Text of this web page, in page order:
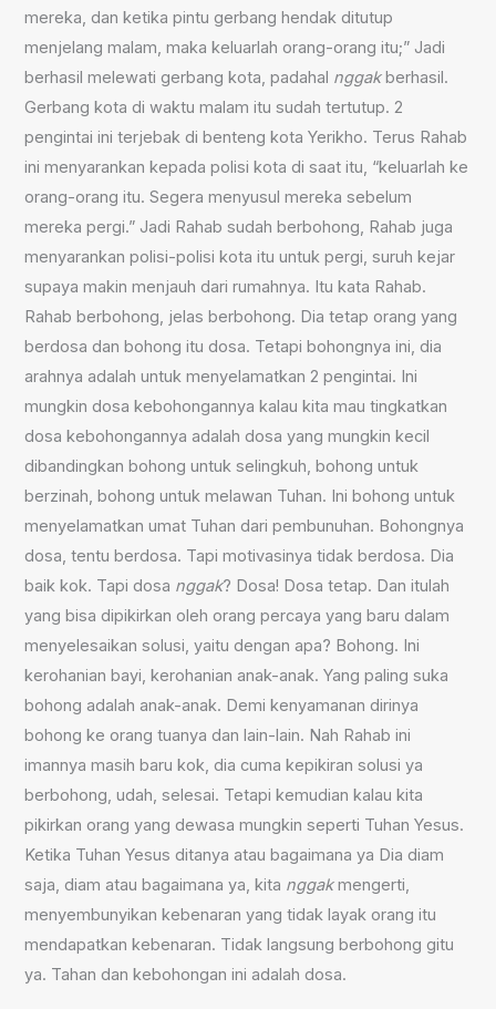
mereka, dan ketika pintu gerbang hendak ditutup
menjelang malam, maka keluarlah orang-orang itu;” Jadi
berhasil melewati gerbang kota, padahal nggakberhasil.
Gerbang kota di waktu malam itu sudah tertutup. 2
pengintai ini terjebak di benteng kota Yerikho. Terus Rahab
ini menyarankan kepada polisi kota di saat itu, “keluarlah ke
orang-orang itu. Segera menyusul mereka sebelum
mereka pergi.” Jadi Rahab sudah berbohong, Rahab juga
menyarankan polisi-polisi kota itu untuk pergi, suruh kejar
supaya makin menjauh dari rumahnya. Itu kata Rahab.
Rahab berbohong, jelas berbohong. Dia tetap orang yang
berdosa dan bohong itu dosa. Tetapi bohongnya ini, dia
arahnya adalah untuk menyelamatkan 2 pengintai. Ini
mungkin dosa kebohongannya kalau kita mau tingkatkan
dosa kebohongannya adalah dosa yang mungkin kecil
dibandingkan bohong untuk selingkuh, bohong untuk
berzinah, bohong untuk melawan Tuhan. Ini bohong untuk
menyelamatkan umat Tuhan dari pembunuhan. Bohongnya
dosa, tentu berdosa. Tapi motivasinya tidak berdosa. Dia
baik kok. Tapi dosa nggak? Dosa! Dosa tetap. Dan itulah
yang bisa dipikirkan oleh orang percaya yang baru dalam
menyelesaikan solusi, yaitu dengan apa? Bohong. Ini
kerohanian bayi, kerohanian anak-anak. Yang paling suka
bohong adalah anak-anak. Demi kenyamanan dirinya
bohong ke orang tuanya dan lain-lain. Nah Rahab ini
imannya masih baru kok, dia cuma kepikiran solusi ya
berbohong, udah, selesai. Tetapi kemudian kalau kita
pikirkan orang yang dewasa mungkin seperti Tuhan Yesus.
Ketika Tuhan Yesus ditanya atau bagaimana ya Dia diam
saja, diam atau bagaimana ya, kita nggakmengerti,
menyembunyikan kebenaran yang tidak layak orang itu
mendapatkan kebenaran. Tidak langsung berbohong gitu
ya. Tahan dan kebohongan ini adalah dosa.